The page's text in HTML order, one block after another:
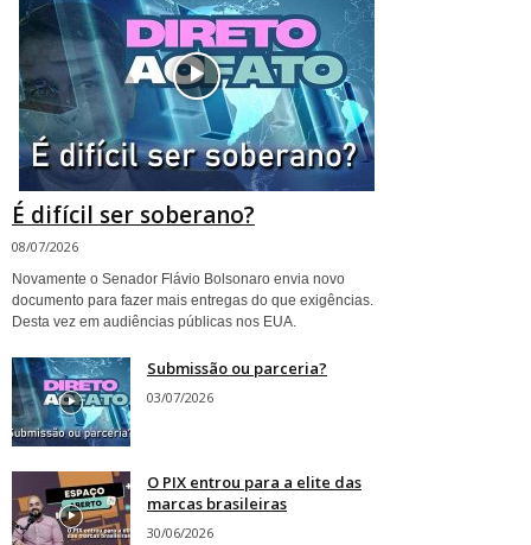
É difícil ser soberano?
08/07/2026
Novamente o Senador Flávio Bolsonaro envia novo
documento para fazer mais entregas do que exigências.
Desta vez em audiências públicas nos EUA.
Submissão ou parceria?
03/07/2026
O PIX entrou para a elite das
marcas brasileiras
30/06/2026